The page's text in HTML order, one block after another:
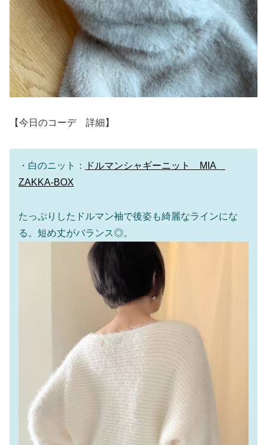
【今日のコーデ 詳細】
・白のニット：
ドルマンシャギーニット MIA
ZAKKA-BOX
たっぷりしたドルマン袖で後姿も綺麗なラインにな
る。短め丈がバランス◎。